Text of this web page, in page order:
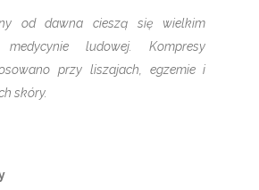
od dawna cieszą się wielkim
ludowej. Kompresy
przy liszajach, egzemie i
skóry.